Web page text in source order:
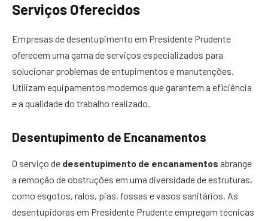
Serviços Oferecidos
Empresas de desentupimento em Presidente Prudente
oferecem uma gama de serviços especializados para
solucionar problemas de entupimentos e manutenções.
Utilizam equipamentos modernos que garantem a eficiência
e a qualidade do trabalho realizado.
Desentupimento de Encanamentos
O serviço de desentupimento de encanamentos abrange
a remoção de obstruções em uma diversidade de estruturas,
como esgotos, ralos, pias, fossas e vasos sanitários. As
desentupidoras em Presidente Prudente empregam técnicas